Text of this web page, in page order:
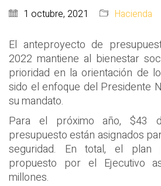
1 octubre, 2021 Hacienda
El anteproyecto de
2022 mantiene al bienestar
prioridad en la orientación de
sido el enfoque del Presidente
su mandato.
Para el próximo año, $43
presupuesto están asignados
seguridad. En total, el plan
propuesto por el Ejecutivo
millones.